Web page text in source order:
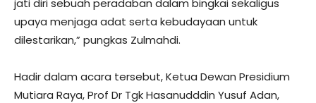
upaya menjaga adat serta kebudayaan untuk
dilestarikan,” pungkas Zulmahdi.
Hadir dalam acara tersebut, Ketua Dewan Presidium
Mutiara Raya, Prof Dr Tgk Hasanudddin Yusuf Adan,